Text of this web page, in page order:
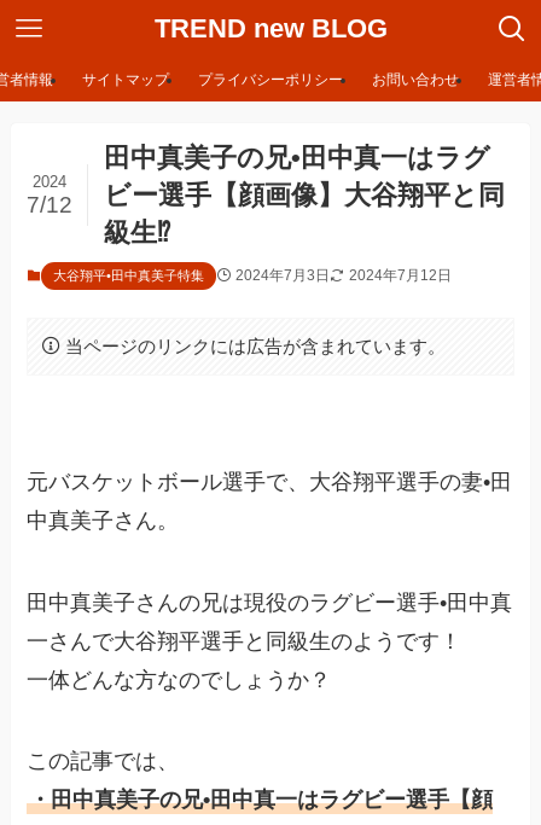
TREND new BLOG
者情報 サイトマップ プライバシーポリシー お問い合わせ 運営者
田中真美子の兄•田中真一はラグ
ビー選手【顔画像】大谷翔平と同
級生⁉︎
2024
7/12
大谷翔平•田中真美子特集 2024年7月3日 2024年7月12日
当ページのリンクには広告が含まれています。
元バスケットボール選手で、大谷翔平選手の妻•田
中真美子さん。
田中真美子さんの兄は現役のラグビー選手•田中真
一さんで大谷翔平選手と同級生のようです！
一体どんな方なのでしょうか？
この記事では、
・田中真美子の兄•田中真一はラグビー選手【顔